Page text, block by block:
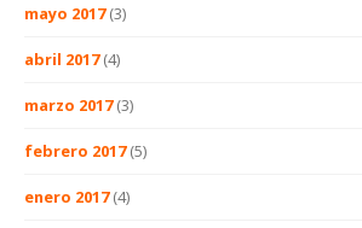
mayo 2017(3)
abril 2017(4)
marzo 2017(3)
febrero 2017(5)
enero 2017(4)